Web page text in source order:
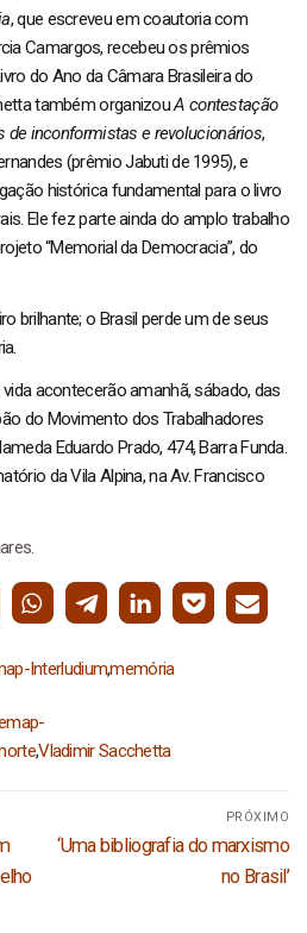
, que escreveu em coautoria com
Camargos, recebeu os prêmios
do Ano da Câmara Brasileira do
também organizouA contestação
inconformistas e revolucionários,
(prêmio Jabuti de 1995), e
histórica fundamental para o livro
Ele fez parte ainda do amplo trabalho
“Memorial da Democracia”, do
brilhante; o Brasil perde um de seus
acontecerão amanhã, sábado, das
do Movimento dos Trabalhadores
Eduardo Prado, 474, Barra Funda.
da Vila Alpina, na Av. Francisco
Interludium,memória
,Vladimir Sacchetta
PRÓXIMO
Próximo
‘Uma bibliografia do marxismo
no Brasil’